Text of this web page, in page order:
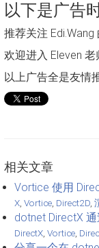
以下是广告
推荐关注 Edi.Wang
欢迎进入 Eleven 老
以上广告全是友情
相关文章
Vortice 使用
X, Vortice, Direct2D,
dotnet DirectX
DirectX, Vortice,